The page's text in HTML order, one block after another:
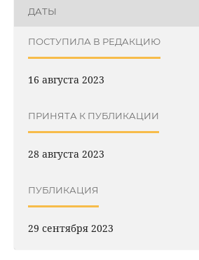
ДАТЫ
ПОСТУПИЛА В РЕДАКЦИЮ
16 августа 2023
ПРИНЯТА К ПУБЛИКАЦИИ
28 августа 2023
ПУБЛИКАЦИЯ
29 сентября 2023